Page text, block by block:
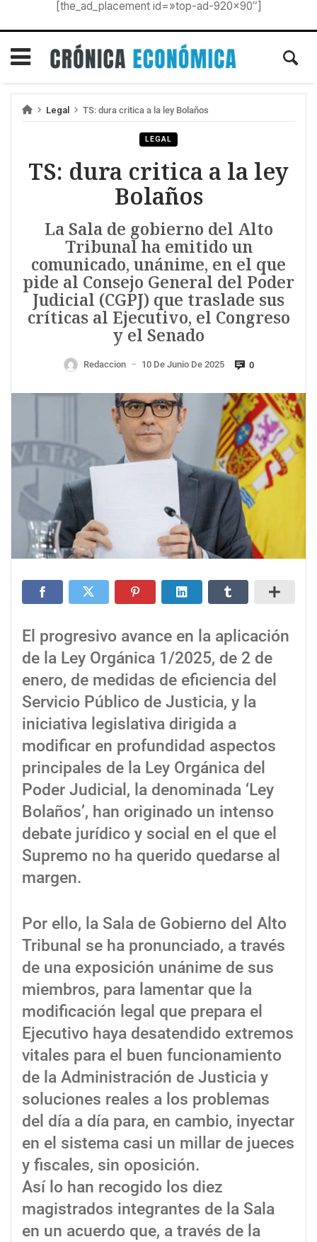
[the_ad_placement id=»top-ad-920×90″]
Legal TS: dura critica a la ley Bolaños
LEGAL
TS: dura critica a la ley
Bolaños
La Sala de gobierno del Alto
Tribunal ha emitido un
comunicado, unánime, en el que
pide al Consejo General del Poder
Judicial (CGPJ) que traslade sus
críticas al Ejecutivo, el Congreso
y el Senado
Redaccion — 10 De Junio De 2025 0
El progresivo avance en la aplicación
de la Ley Orgánica 1/2025, de 2 de
enero, de medidas de eficiencia del
Servicio Público de Justicia, y la
iniciativa legislativa dirigida a
modificar en profundidad aspectos
principales de la Ley Orgánica del
Poder Judicial, la denominada ‘Ley
Bolaños’, han originado un intenso
debate jurídico y social en el que el
Supremo no ha querido quedarse al
margen.
Por ello, la Sala de Gobierno del Alto
Tribunal se ha pronunciado, a través
de una exposición unánime de sus
miembros, para lamentar que la
modificación legal que prepara el
Ejecutivo haya desatendido extremos
vitales para el buen funcionamiento
de la Administración de Justicia y
soluciones reales a los problemas
del día a día para, en cambio, inyectar
en el sistema casi un millar de jueces
y fiscales, sin oposición.
Así lo han recogido los diez
magistrados integrantes de la Sala
en un acuerdo que, a través de la